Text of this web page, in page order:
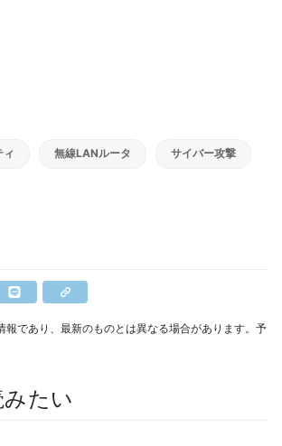
無線LANルータ サイバー攻撃
報であり、最新のものとは異なる場合があります。予
たい